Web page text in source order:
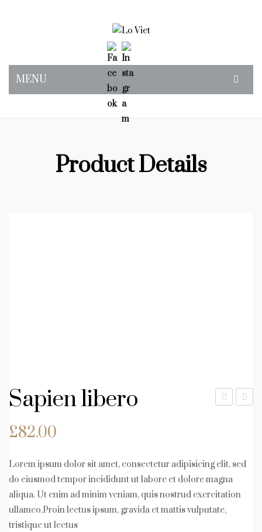
MENU
FIND USProduct Details
m
sit
m
uer
Sapien libero
£82.00
Lorem ipsum dolor sit amet, consectetur adipisicing elit, sed
do eiusmod tempor incididunt ut labore et dolore magna
aliqua. Ut enim ad minim veniam, quis nostrud exercitation
ullamco,Proin lectus ipsum, gravida et mattis vulputate,
tristique ut lectus